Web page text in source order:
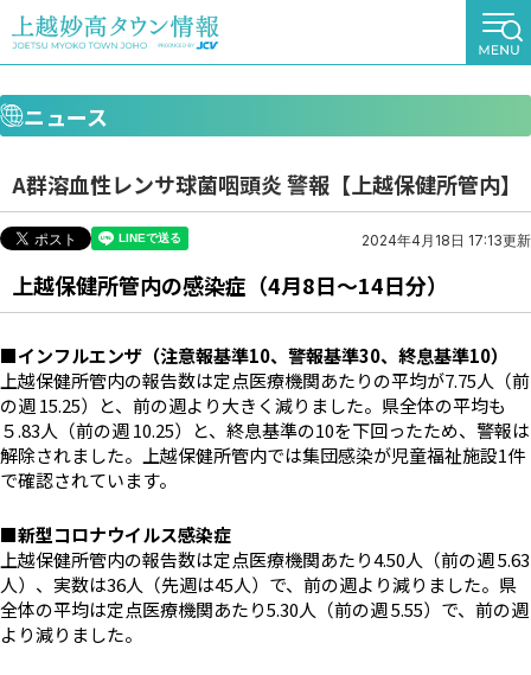
ニュース
A群溶血性レンサ球菌咽頭炎 警報【上越保健所管内】
2024年4月18日 17:13更新
上越保健所管内の感染症（4月8日～14日分）
■インフルエンザ（注意報基準10、警報基準30、終息基準10）
上越保健所管内の報告数は定点医療機関あたりの平均が7.75人（前
の週 15.25）と、前の週より大きく減りました。県全体の平均も
５.83人（前の週 10.25）と、終息基準の10を下回ったため、警報は
解除されました。上越保健所管内では集団感染が児童福祉施設1件
で確認されています。
■新型コロナウイルス感染症
上越保健所管内の報告数は定点医療機関あたり4.50人（前の週 5.63
人）、実数は36人（先週は45人）で、前の週より減りました。県
全体の平均は定点医療機関あたり5.30人（前の週 5.55）で、前の週
より減りました。